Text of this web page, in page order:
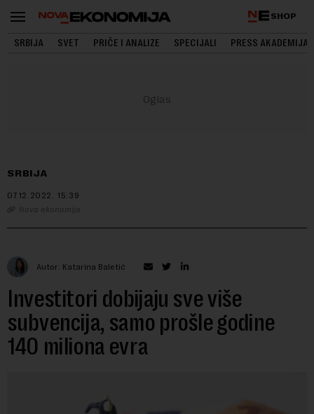
SHOP
SRBIJA SVET PRIČE I ANALIZE SPECIJALI PRESS AKADEMIJA
SRBIJA
07.12.2022. 15:39
Nova ekonomija
Autor: Katarina Baletić
Investitori dobijaju sve više
subvencija, samo prošle godine
140 miliona evra